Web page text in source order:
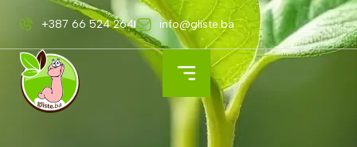
+387 66 524 264 info@gliste.ba